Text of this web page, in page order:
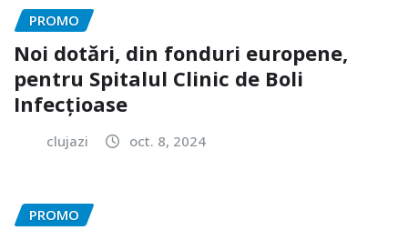
PROMO
Noi dotări, din fonduri europene,
pentru Spitalul Clinic de Boli
Infecțioase
clujazi oct. 8, 2024
PROMO